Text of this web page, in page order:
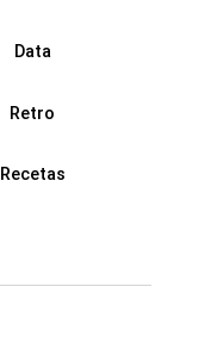
Data
Retro
Recetas